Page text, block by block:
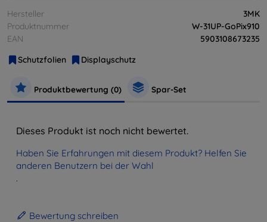
Hersteller
3MK
Produktnummer
W-31UP-GoPix910
EAN
5903108673235
Schutzfolien
Displayschutz
Produktbewertung (0) Spar-Set
Dieses Produkt ist noch nicht bewertet.
Haben Sie Erfahrungen mit diesem Produkt? Helfen Sie
anderen Benutzern bei der Wahl
.
Bewertung schreiben